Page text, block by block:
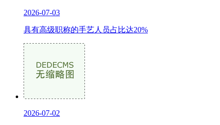
2026-07-03
具有高级职称的手艺人员占比达20%
2026-07-02